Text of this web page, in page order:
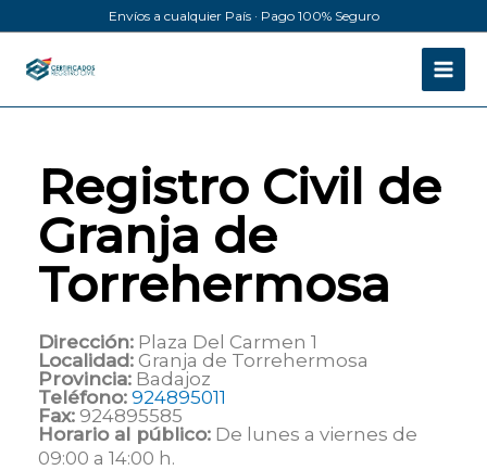
al
contenido
Envíos a cualquier País · Pago 100% Seguro
Registro Civil de
Granja de
Torrehermosa
Dirección: Plaza Del Carmen 1
Localidad: Granja de Torrehermosa
Provincia: Badajoz
Teléfono: 924895011
Fax: 924895585
Horario al público: De lunes a viernes de
09:00 a 14:00 h.